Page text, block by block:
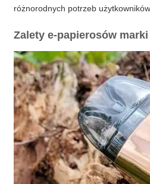
różnorodnych potrzeb
Zalety e-papierosów marki